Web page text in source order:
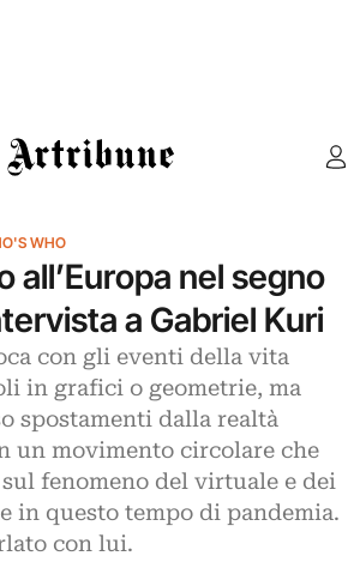
Artribune
WHO
all’Europa nel segno
a Gabriel Kuri
con gli eventi della vita
in grafici o geometrie, ma
spostamenti dalla realtà
un movimento circolare che
fenomeno del virtuale e dei
in questo tempo di pandemia.
con lui.